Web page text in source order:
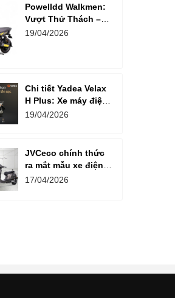
Powelldd Walkmen:
Vượt Thử Thách –
Tự Do Thể Hiện
19/04/2026
Chi tiết Yadea Velax
H Plus: Xe máy điện
thể thao vận hành
19/04/2026
JVCeco chính thức
ra mắt mẫu xe điện
JVC Veras
17/04/2026